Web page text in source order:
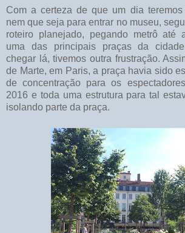
Com a certeza de que um dia
nem que seja para entrar no museu,
roteiro planejado, pegando metrô até
uma das principais praças da
chegar lá, tivemos outra frustração.
de Marte, em Paris, a praça havia sido
de concentração para os
2016 e toda uma estrutura para tal
isolando parte da praça.